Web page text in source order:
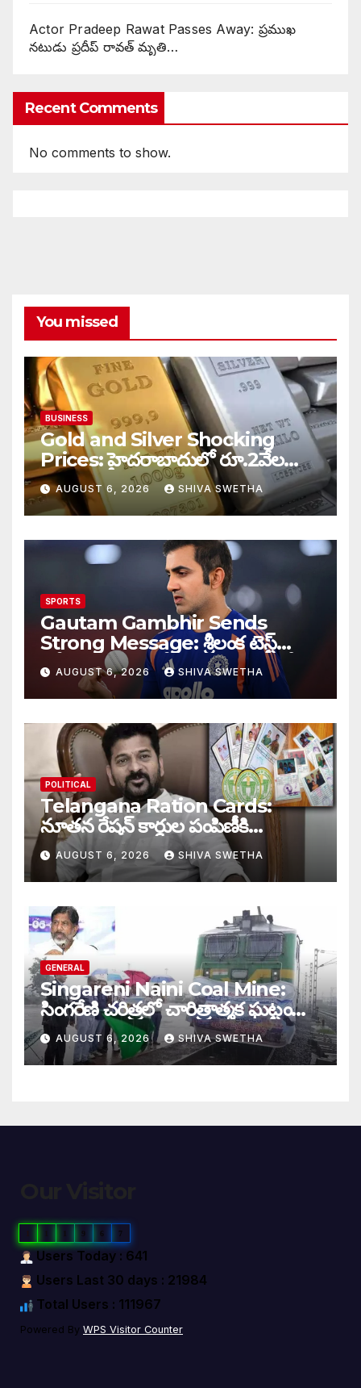
Actor Pradeep Rawat Passes Away: ప్రముఖ
నటుడు ప్రదీప్ రావత్ మృతి…
Recent Comments
No comments to show.
You missed
BUSINESS
Gold and Silver Shocking
Prices: హైదరాబాదులో రూ.2వేల
900 పెరిగిన తులం రేటు…
AUGUST 6, 2026 SHIVA SWETHA
SPORTS
Gautam Gambhir Sends
Strong Message: శ్రీలంక టెస్ట్
సిరీస్‌కు ముందు టీమిండియాకు గంభీర్
వార్నింగ్…
AUGUST 6, 2026 SHIVA SWETHA
POLITICAL
Telangana Ration Cards:
నూతన రేషన్ కార్డుల పంపిణీకి
ముహూర్తం ఫిక్స్‌…
AUGUST 6, 2026 SHIVA SWETHA
GENERAL
Singareni Naini Coal Mine:
సింగరేణి చరిత్రలో చారిత్రాత్మక ఘట్టం…
AUGUST 6, 2026 SHIVA SWETHA
9 6 7
Users Today : 641
Users Last 30 days : 21984
Total Users : 111967
Powered By WPS Visitor Counter